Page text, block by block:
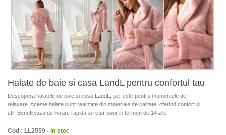
Halate de baie si casa LandL pentru confortul tau
Descopera halatele de baie si casa LandL, perfecte pentru momentele de
relaxare. Aceste halate sunt realizate din materiale de calitate, oferind confort si
stil. Beneficiaza de livrare rapida si retur usor in termen de 14 zile.
Cod : LL2559 - in stoc